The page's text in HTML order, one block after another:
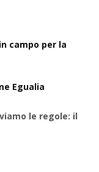
campo per la
Egualia
le regole: il